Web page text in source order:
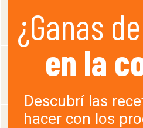
¿Ganas de
en la
Descubrí las
hacer con los